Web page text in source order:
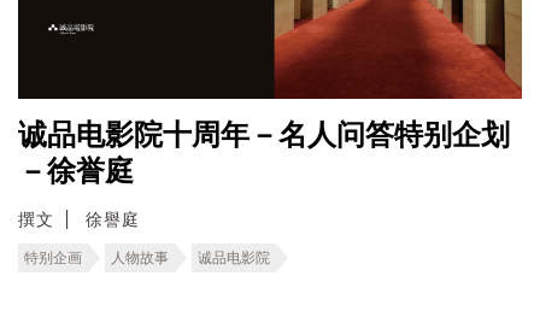
诚品电影院十周年－名人问答特别企划
－徐誉庭
撰文 徐譽庭
特别企画 人物故事 诚品电影院